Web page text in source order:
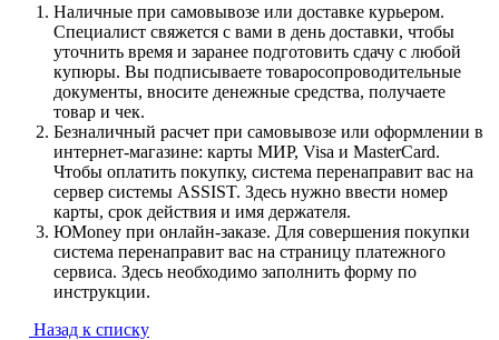
Наличные при самовывозе или доставке курьером.
Специалист свяжется с вами в день доставки, чтобы
уточнить время и заранее подготовить сдачу с любой
купюры. Вы подписываете товаросопроводительные
документы, вносите денежные средства, получаете
товар и чек.
Безналичный расчет при самовывозе или оформлении в
интернет-магазине: карты МИР, Visa и MasterCard.
Чтобы оплатить покупку, система перенаправит вас на
сервер системы ASSIST. Здесь нужно ввести номер
карты, срок действия и имя держателя.
ЮMoney при онлайн-заказе. Для совершения покупки
система перенаправит вас на страницу платежного
сервиса. Здесь необходимо заполнить форму по
инструкции.
Назад к списку